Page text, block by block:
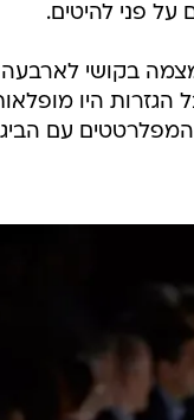
על פני להיטים.
בקושי לארבעה
הגזרות היו
המפלרטטים עם